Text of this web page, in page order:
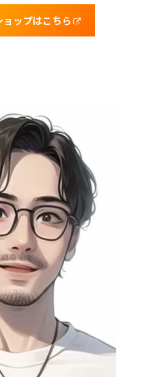
ップはこちら